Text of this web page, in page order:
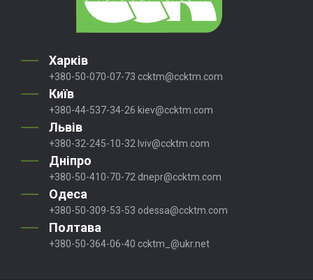
Харків
+380-50-070-07-73 ccktm@ccktm.com
Київ
+380-44-537-34-26 kiev@ccktm.com
Львів
+380-32-245-10-32 lviv@ccktm.com
Дніпро
+380-50-410-70-72 dnepr@ccktm.com
Одеса
+380-50-309-53-53 odessa@ccktm.com
Полтава
+380-50-364-06-40 ccktm_@ukr.net